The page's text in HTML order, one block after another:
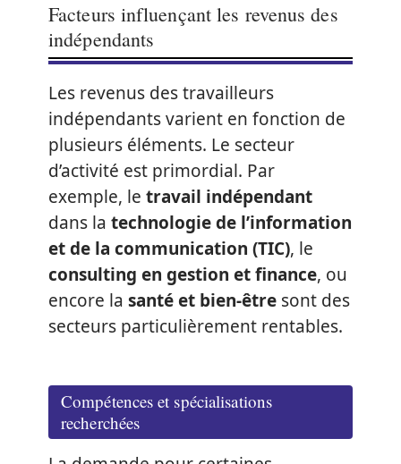
Facteurs influençant les revenus des
indépendants
Les revenus des travailleurs
indépendants varient en fonction de
plusieurs éléments. Le secteur
d’activité est primordial. Par
exemple, le travail indépendant
dans la technologie de l’information
et de la communication (TIC), le
consulting en gestion et finance, ou
encore la santé et bien-être sont des
secteurs particulièrement rentables.
Compétences et spécialisations
recherchées